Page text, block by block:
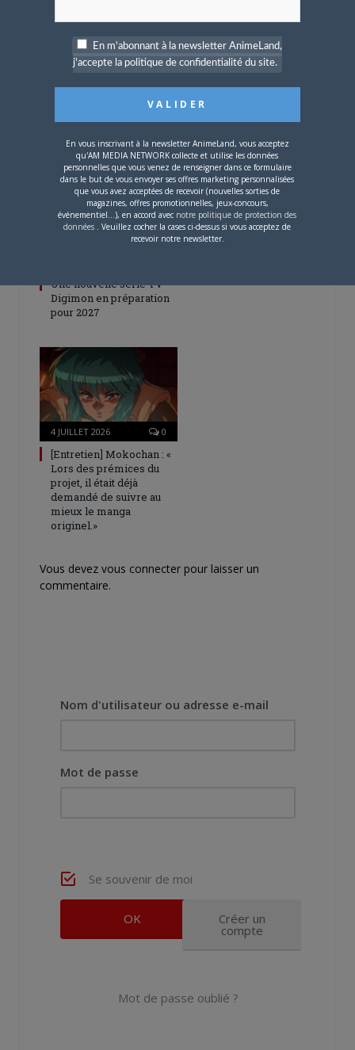
5 AOÛT 2026 0
disponible !
Une nouvelle série TV
Digimon en préparation
pour 2027
4 JUILLET 2026 0
[Entretien] Mokochan : «
Lors des prémices du
projet, il était déjà
demandé de suivre au
mieux le manga
originel.»
Vous devez vous connecter pour laisser un
commentaire.
Nom d'utilisateur ou adresse e-mail
Mot de passe
Se souvenir de moi
Créer un
compte
Mot de passe oublié ?
En m'abonnant à la newsletter AnimeLand,
j'accepte la politique de confidentialité du site.
En vous inscrivant à la newsletter AnimeLand, vous acceptez
qu'AM MEDIA NETWORK collecte et utilise les données
personnelles que vous venez de renseigner dans ce formulaire
dans le but de vous envoyer ses offres marketing personnalisées
que vous avez acceptées de recevoir (nouvelles sorties de
magazines, offres promotionnelles, jeux-concours,
événementiel...), en accord avec notre politique de protection des
données . Veuillez cocher la cases ci-dessus si vous acceptez de
recevoir notre newsletter.